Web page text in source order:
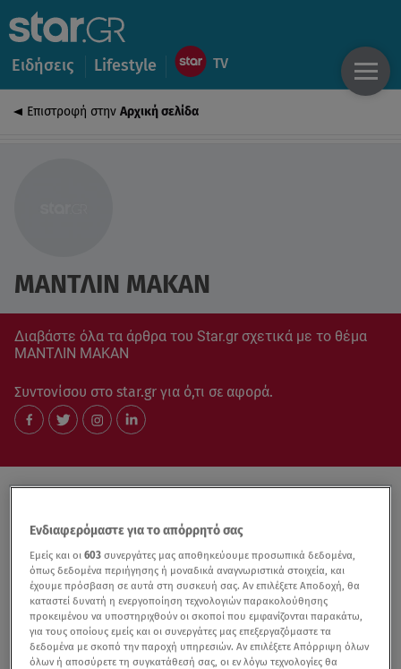
Ειδήσεις Lifestyle
Επιστροφή στην Αρχική σελίδα
ΜΑΝΤΛΙΝ ΜΑΚΑΝ
Διαβάστε όλα τα άρθρα του Star.gr σχετικά με το θέμα
ΜΑΝΤΛΙΝ ΜΑΚΑΝ
Συντονίσου στο star.gr για ό,τι σε αφορά.
Ενδιαφερόμαστε για το απόρρητό σας
Εμείς και οι603 συνεργάτες μας αποθηκεύουμε προσωπικά δεδομένα,
όπως δεδομένα περιήγησης ή μοναδικά αναγνωριστικά στοιχεία, και
έχουμε πρόσβαση σε αυτά στη συσκευή σας. Αν επιλέξετε Αποδοχή, θα
καταστεί δυνατή η ενεργοποίηση τεχνολογιών παρακολούθησης
προκειμένου να υποστηριχθούν οι σκοποί που εμφανίζονται παρακάτω,
για τους οποίους εμείς και οι συνεργάτες μας επεξεργαζόμαστε τα
δεδομένα με σκοπό την παροχή υπηρεσιών. Αν επιλέξετε Απόρριψη όλων
όλων ή αποσύρετε τη συγκατάθεσή σας, οι εν λόγω τεχνολογίες θα